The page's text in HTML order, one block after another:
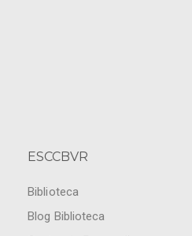
ESCCBVR
Biblioteca
Blog Biblioteca